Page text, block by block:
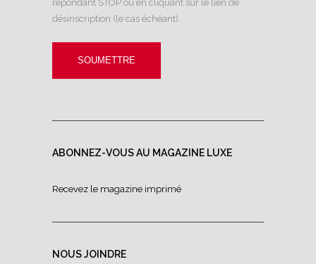
répondant STOP ou en cliquant sur le lien de
désinscription (le cas échéant).
ABONNEZ-VOUS AU MAGAZINE LUXE
Recevez le magazine imprimé
NOUS JOINDRE